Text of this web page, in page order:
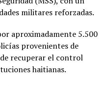
militares reforzadas.
aproximadamente 5.500
provenientes de
recuperar el control
haitianas.